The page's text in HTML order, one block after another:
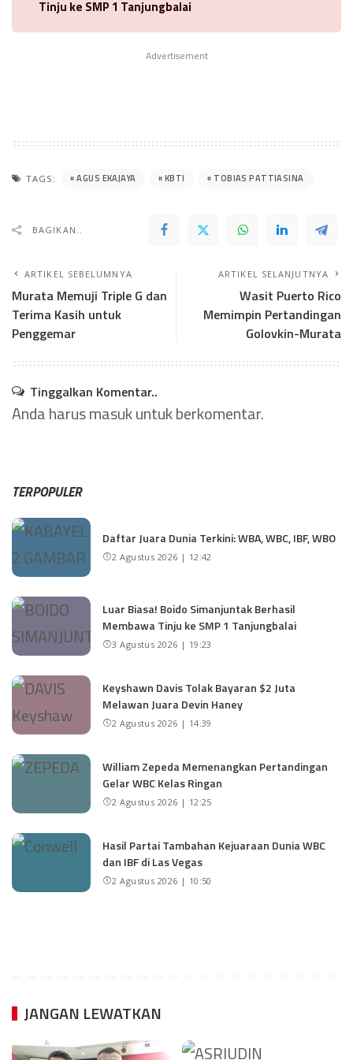
Tinju ke SMP 1 Tanjungbalai
Advertisement
TAGS: AGUS EKAJAYA KBTI TOBIAS PATTIASINA
BAGIKAN..
ARTIKEL SEBELUMNYA
Murata Memuji Triple G dan
Terima Kasih untuk
Penggemar
ARTIKEL SELANJUTNYA
Wasit Puerto Rico
Memimpin Pertandingan
Golovkin-Murata
Tinggalkan Komentar..
Anda harusmasukuntuk berkomentar.
TERPOPULER
Daftar Juara Dunia Terkini: WBA, WBC, IBF, WBO
2 Agustus 2026 | 12:42
Luar Biasa! Boido Simanjuntak Berhasil
Membawa Tinju ke SMP 1 Tanjungbalai
3 Agustus 2026 | 19:23
Keyshawn Davis Tolak Bayaran $2 Juta
Melawan Juara Devin Haney
2 Agustus 2026 | 14:39
William Zepeda Memenangkan Pertandingan
Gelar WBC Kelas Ringan
2 Agustus 2026 | 12:25
Hasil Partai Tambahan Kejuaraan Dunia WBC
dan IBF di Las Vegas
2 Agustus 2026 | 10:50
JANGAN LEWATKAN